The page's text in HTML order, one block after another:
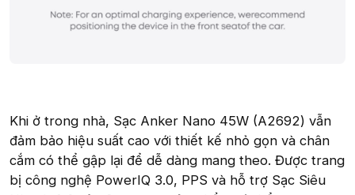
Khi ở trong nhà, Sạc Anker Nano 45W (A2692) vẫn
đảm bảo hiệu suất cao với thiết kế nhỏ gọn và chân
cắm có thể gập lại để dễ dàng mang theo. Được trang
bị công nghệ PowerIQ 3.0, PPS và hỗ trợ Sạc Siêu